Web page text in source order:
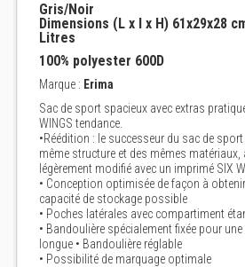
Gris/Noir
Dimensions (L x l x H) 61x29x28
Litres
100% polyester 600D
Marque : Erima
Sac de sport spacieux avec extras
WINGS tendance.
•Réédition : le successeur du sac de
même structure et des mêmes
légèrement modifié avec un imprimé SIX
• Conception optimisée de façon à
capacité de stockage possible
• Poches latérales avec compartiment
• Bandoulière spécialement fixée pour
longue • Bandoulière réglable
• Possibilité de marquage optimale